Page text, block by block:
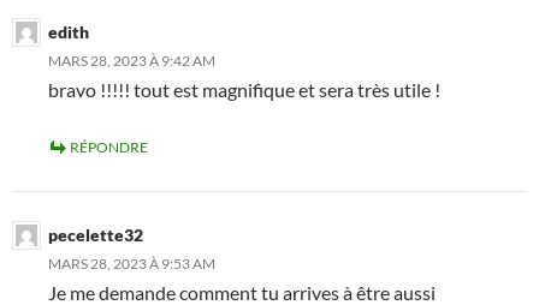
edith
MARS 28, 2023 À 9:42 AM
bravo !!!!! tout est magnifique et sera très utile !
RÉPONDRE
pecelette32
MARS 28, 2023 À 9:53 AM
Je me demande comment tu arrives à être aussi